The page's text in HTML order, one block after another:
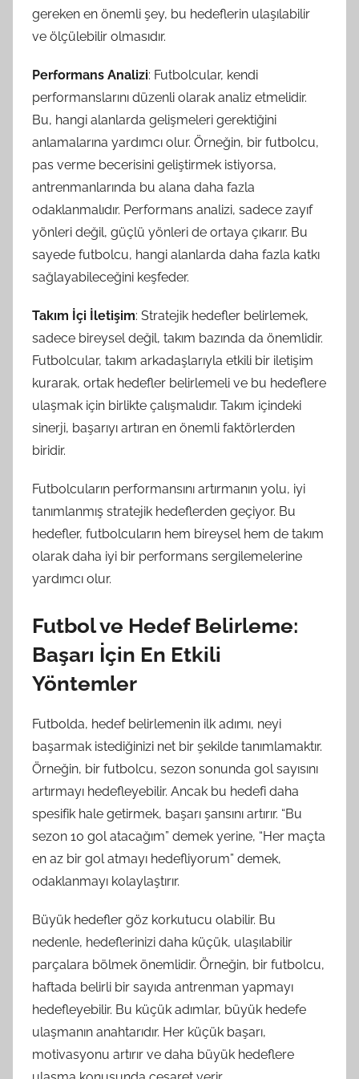
gereken en önemli şey, bu hedeflerin ulaşılabilir
ve ölçülebilir olmasıdır.
Performans Analizi: Futbolcular, kendi
performanslarını düzenli olarak analiz etmelidir.
Bu, hangi alanlarda gelişmeleri gerektiğini
anlamalarına yardımcı olur. Örneğin, bir futbolcu,
pas verme becerisini geliştirmek istiyorsa,
antrenmanlarında bu alana daha fazla
odaklanmalıdır. Performans analizi, sadece zayıf
yönleri değil, güçlü yönleri de ortaya çıkarır. Bu
sayede futbolcu, hangi alanlarda daha fazla katkı
sağlayabileceğini keşfeder.
Takım İçi İletişim: Stratejik hedefler belirlemek,
sadece bireysel değil, takım bazında da önemlidir.
Futbolcular, takım arkadaşlarıyla etkili bir iletişim
kurarak, ortak hedefler belirlemeli ve bu hedeflere
ulaşmak için birlikte çalışmalıdır. Takım içindeki
sinerji, başarıyı artıran en önemli faktörlerden
biridir.
Futbolcuların performansını artırmanın yolu, iyi
tanımlanmış stratejik hedeflerden geçiyor. Bu
hedefler, futbolcuların hem bireysel hem de takım
olarak daha iyi bir performans sergilemelerine
yardımcı olur.
Futbol ve Hedef Belirleme:
Başarı İçin En Etkili
Yöntemler
Futbolda, hedef belirlemenin ilk adımı, neyi
başarmak istediğinizi net bir şekilde tanımlamaktır.
Örneğin, bir futbolcu, sezon sonunda gol sayısını
artırmayı hedefleyebilir. Ancak bu hedefi daha
spesifik hale getirmek, başarı şansını artırır. “Bu
sezon 10 gol atacağım” demek yerine, “Her maçta
en az bir gol atmayı hedefliyorum” demek,
odaklanmayı kolaylaştırır.
Büyük hedefler göz korkutucu olabilir. Bu
nedenle, hedeflerinizi daha küçük, ulaşılabilir
parçalara bölmek önemlidir. Örneğin, bir futbolcu,
haftada belirli bir sayıda antrenman yapmayı
hedefleyebilir. Bu küçük adımlar, büyük hedefe
ulaşmanın anahtarıdır. Her küçük başarı,
motivasyonu artırır ve daha büyük hedeflere